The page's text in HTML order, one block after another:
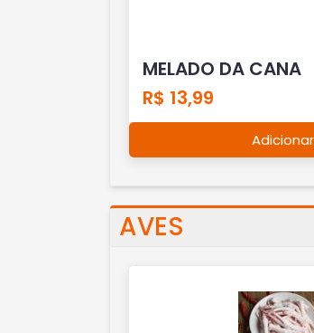
MELADO DA CANA
R$ 13,99
Adicionar
AVES